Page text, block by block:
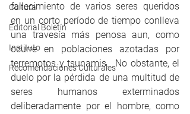
Cultura
Editorial Boletín
Instituto
Recomendaciones Culturales
fallecimiento de varios seres queridos
en un corto período de tiempo conlleva
una travesía más penosa aun, como
ocurre en poblaciones azotadas por
terremotos y tsunamis.  No obstante, el
duelo por la pérdida de una multitud de
seres humanos exterminados
deliberadamente por el hombre, como